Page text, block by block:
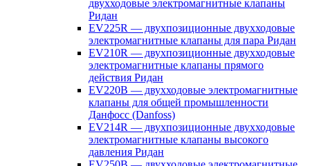
двухходовые электромагнитные клапаны
Ридан
EV225R — двухпозиционные двухходовые
электромагнитные клапаны для пара Ридан
EV210R — двухпозиционные двухходовые
электромагнитные клапаны прямого
действия Ридан
EV220B — двухходовые электромагнитные
клапаны для общей промышленности
Данфосс (Danfoss)
EV214R — двухпозиционные двухходовые
электромагнитные клапаны высокого
давления Ридан